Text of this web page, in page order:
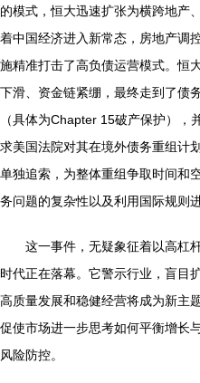
的模式，恒大迅速扩张为横跨地产
着中国经济进入新常态，房地产调
施精准打击了高负债运营模式。恒
下滑、资金链紧绷，最终走到了债
（具体为Chapter 15破产保护）
求美国法院对其在境外债务重组计
单独追索，为整体重组争取时间和
务问题的复杂性以及利用国际规则
这一事件，无疑象征着以高杠
时代正在落幕。它警示行业，盲目
高质量发展和稳健经营将成为新主
促使市场进一步思考如何平衡增长
风险防控。